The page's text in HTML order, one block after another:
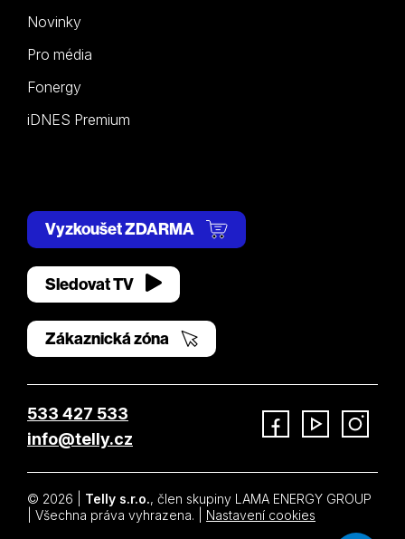
Novinky
Pro média
Fonergy
iDNES Premium
Vyzkoušet ZDARMA
Sledovat TV
Zákaznická zóna
533 427 533
info@telly.cz
© 2026 | Telly s.r.o., člen skupiny LAMA ENERGY GROUP
| Všechna práva vyhrazena. | Nastavení cookies